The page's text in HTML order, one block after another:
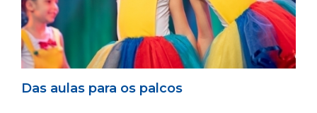
Das aulas para os palcos